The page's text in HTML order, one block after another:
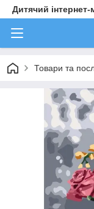
Дитячий
Товари та